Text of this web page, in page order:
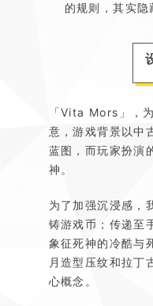
的规则，其实隐
「Vita Mors」，
意，游戏背景以中
蓝图，而玩家扮演
神。
为了加强沉浸感，
铸游戏币；传递至
象征死神的冷酷与
月造型压纹和拉丁
心概念。